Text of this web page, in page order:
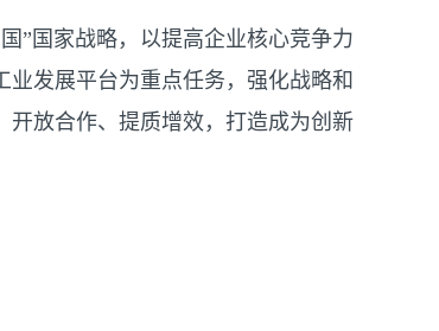
”国家战略，以提高企业核心竞争力
发展平台为重点任务，强化战略和
放合作、提质增效，打造成为创新